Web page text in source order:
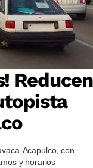
Reducen
Acapulco, con
y horarios